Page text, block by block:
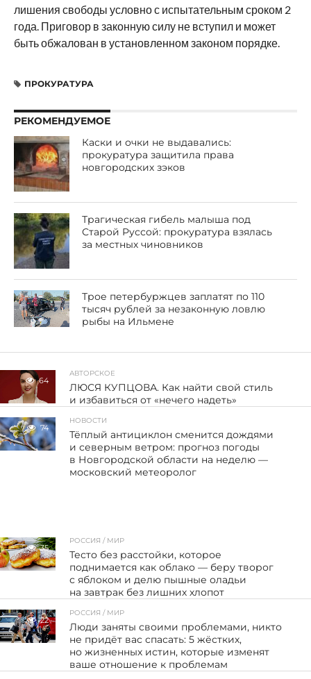
лишения свободы условно с испытательным сроком 2
года. Приговор в законную силу не вступил и может
быть обжалован в установленном законом порядке.
ПРОКУРАТУРА
РЕКОМЕНДУЕМОЕ
Каски и очки не выдавались:
прокуратура защитила права
новгородских зэков
Трагическая гибель малыша под
Старой Руссой: прокуратура взялась
за местных чиновников
Трое петербуржцев заплатят по 110
тысяч рублей за незаконную ловлю
рыбы на Ильмене
64
АВТОРСКОЕ
ЛЮСЯ КУПЦОВА. Как найти свой стиль
и избавиться от «нечего надеть»
74
НОВОСТИ
Тёплый антициклон сменится дождями
и северным ветром: прогноз погоды
в Новгородской области на неделю —
московский метеоролог
35
РОССИЯ / МИР
Тесто без расстойки, которое
поднимается как облако — беру творог
с яблоком и делю пышные оладьи
на завтрак без лишних хлопот
22
РОССИЯ / МИР
Люди заняты своими проблемами, никто
не придёт вас спасать: 5 жёстких,
но жизненных истин, которые изменят
ваше отношение к проблемам